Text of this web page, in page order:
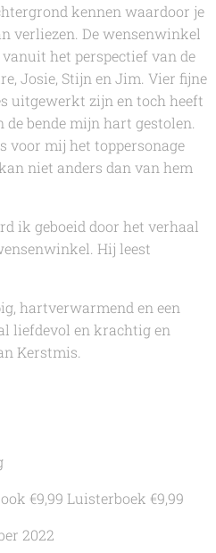
kennen waardoor je
verliezen. De wensenwinkel
het perspectief van de
Josie, Stijn en Jim. Vier fijne
uitgewerkt zijn en toch heeft
bende mijn hart gestolen.
voor mij het toppersonage
niet anders dan van hem
ik geboeid door het verhaal
Hij leest
hartverwarmend en een
liefdevol en krachtig en
Kerstmis.
€9,99 Luisterboek €9,99
2022